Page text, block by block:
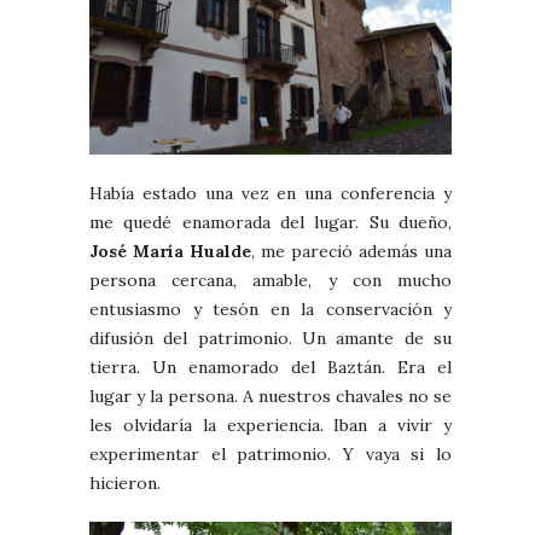
Había estado una vez en una conferencia y
me quedé enamorada del lugar. Su dueño,
José María Hualde, me pareció además una
persona cercana, amable, y con mucho
entusiasmo y tesón en la conservación y
difusión del patrimonio. Un amante de su
tierra. Un enamorado del Baztán. Era el
lugar y la persona. A nuestros chavales no se
les olvidaría la experiencia. Iban a vivir y
experimentar el patrimonio. Y vaya si lo
hicieron.